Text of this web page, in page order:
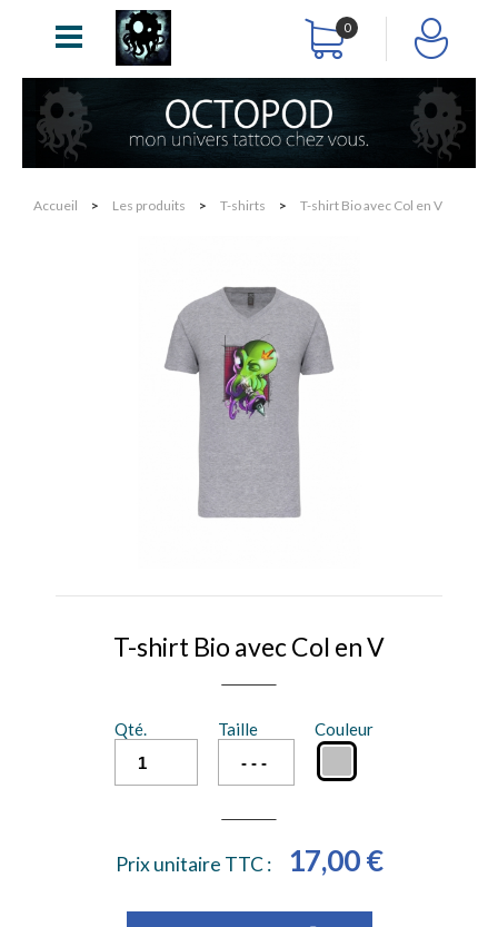
0
Accueil > Les produits > T-shirts > T-shirt Bio avec Col en V
T-shirt Bio avec Col en V
Qté. Taille Couleur
Prix unitaire TTC : 17,00 €